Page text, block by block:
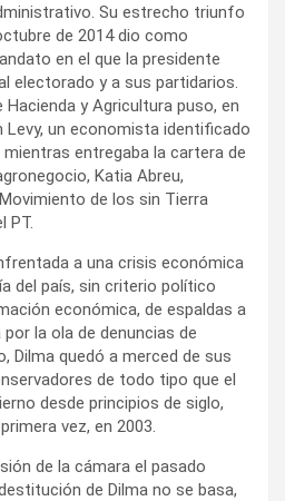
Su estrecho triunfo
de 2014 dio como
en el que la presidente
electorado y a sus partidarios.
y Agricultura puso, en
Levy, un economista identificado
entregaba la cartera de
Katia Abreu,
de los sin Tierra
PT.
a una crisis económica
del país, sin criterio político
económica, de espaldas a
la ola de denuncias de
Dilma quedó a merced de sus
de todo tipo que el
desde principios de siglo,
vez, en 2003.
de la cámara el pasado
de Dilma no se basa,